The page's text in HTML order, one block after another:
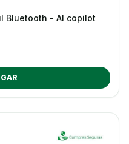
Bluetooth - AI copilot